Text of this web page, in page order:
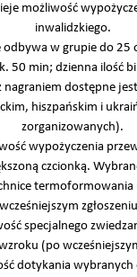
możliwość
inwalidzkiego.
w grupie do 25
50 min; dzienna ilość
dostępne
hiszpańskim i
zorganizowanych).
wypożyczenia
czcionką.
wcześniejszym
specjalnego
(po
dotykania wybranych